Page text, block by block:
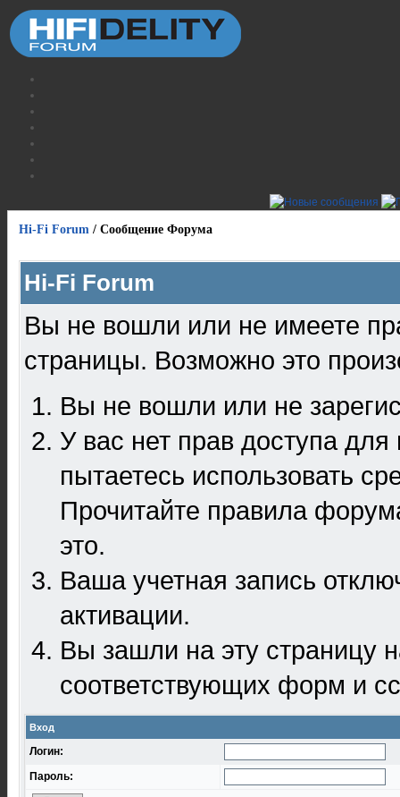
Hi-Fi Forum / Сообщение Форума
Hi-Fi Forum
Вы не вошли или не имеете
страницы. Возможно это
Вы не вошли или не
У вас нет прав доступа
пытаетесь использовать
Прочитайте правила
это.
Ваша учетная запись
активации.
Вы зашли на эту
соответствующих форм и
Вход
Логин:
Пароль: